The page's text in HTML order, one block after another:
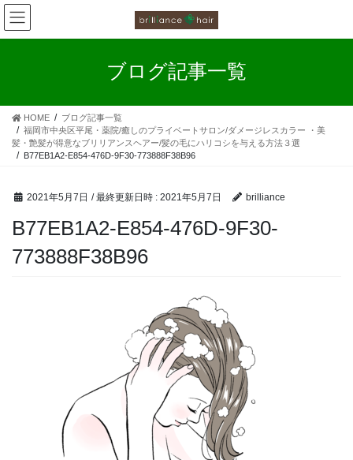
コ
ン
テ
ス
ナ
ビ
ゲ
ン
ブログ記事一覧
HOME
ブログ記事一覧
福岡市中央区平尾・薬院/癒しのプライベートサロン/ダメージレスカラー ・美
髪・艶髪が得意なブリリアンスヘアー/髪の毛にハリコシを与える方法３選
B77EB1A2-E854-476D-9F30-773888F38B96
2021年5月7日 / 最終更新日時 : 2021年5月7日 brilliance
B77EB1A2-E854-476D-9F30-
773888F38B96
お客様の声
カラーファンタジー工程
お客様の声（カラーファンタジー）